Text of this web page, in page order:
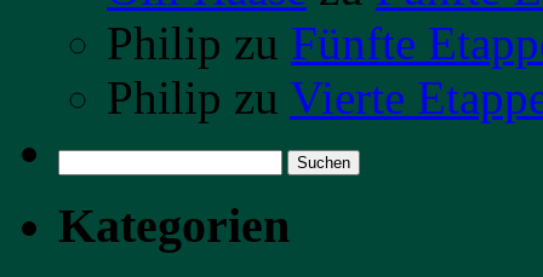
Philip zu Fünfte
Philip zu Vierte
nach:
Kategorien